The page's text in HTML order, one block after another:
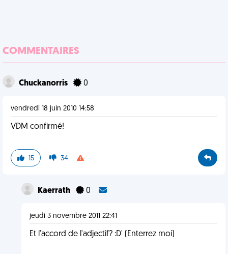
COMMENTAIRES
Chuckanorris 0
vendredi 18 juin 2010 14:58
VDM confirmé!
15 34
Kaerrath 0
jeudi 3 novembre 2011 22:41
Et l'accord de l'adjectif? :D' (Enterrez moi)